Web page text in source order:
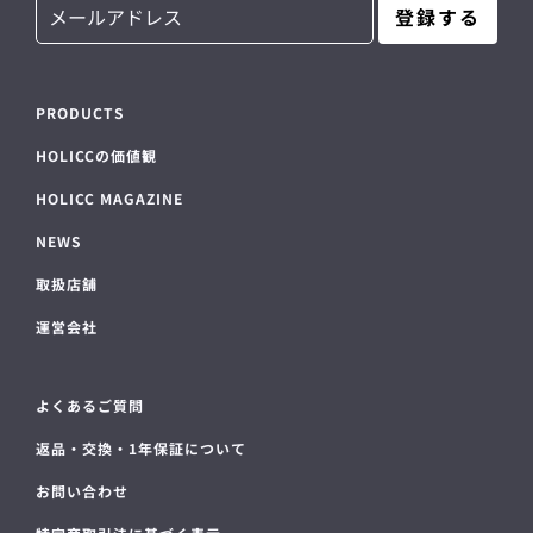
PRODUCTS
HOLICCの価値観
HOLICC MAGAZINE
NEWS
取扱店舗
運営会社
よくあるご質問
返品・交換・1年保証について
お問い合わせ
登録する